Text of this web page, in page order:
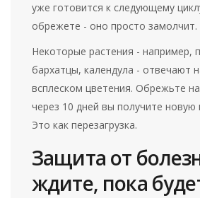
уже готовится к следующему
обрежете - оно просто замолчит.
Некоторые растения - например,
бархатцы, календула - отвечают
всплеском цветения. Обрежьте
через 10 дней вы получите новую
Это как перезагрузка.
Защита от
ждите, пока